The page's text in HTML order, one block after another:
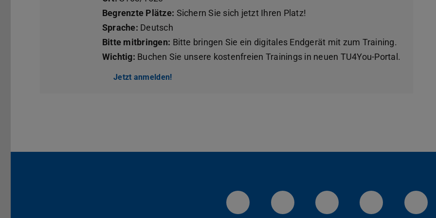
Begrenzte Plätze: Sichern Sie sich jetzt Ihren Platz!
Sprache: Deutsch
Bitte mitbringen: Bitte bringen Sie ein digitales Endgerät mit zum Training.
Wichtig: Buchen Sie unsere kostenfreien Trainings in neuen TU4You-Portal.
Jetzt anmelden!
LinkedIn-Seite der TU Darmstadt
Instagram-Kanal der TU
Bluesky-Kanal der